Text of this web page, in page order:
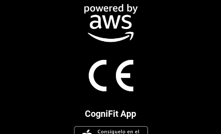
CogniFit App